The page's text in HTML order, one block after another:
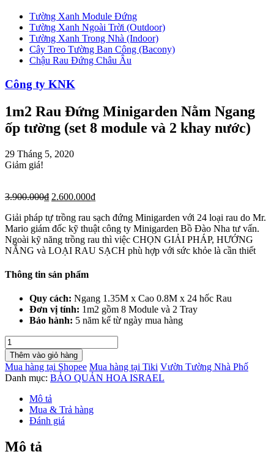
Tường Xanh Module Đứng
Tường Xanh Ngoài Trời (Outdoor)
Tường Xanh Trong Nhà (Indoor)
Cây Treo Tường Ban Công (Bacony)
Chậu Rau Đứng Châu Âu
Công ty KNK
1m2 Rau Đứng Minigarden Nằm Ngang
ốp tường (set 8 module và 2 khay nước)
29 Tháng 5, 2020
Giảm giá!
3.900.000₫ 2.600.000₫
Giải pháp tự trồng rau sạch đứng Minigarden với 24 loại rau do Mr.
Mario giám đốc kỹ thuật công ty Minigarden Bồ Đào Nha tư vấn.
Ngoài kỹ năng trồng rau thì việc CHỌN GIẢI PHÁP, HƯỚNG
NẮNG và LOẠI RAU SẠCH phù hợp với sức khỏe là cần thiết
Thông tin sản phẩm
Quy cách: Ngang 1.35M x Cao 0.8M x 24 hốc Rau
Đơn vị tính: 1m2 gồm 8 Module và 2 Tray
Bảo hành: 5 năm kể từ ngày mua hàng
1m2
Rau
Đứng
Minigarden
Nằm
Ngang
tường
8
module
Thêm vào giỏ hàng
Mua hàng tại Shopee Mua hàng tại Tiki Vườn Tường Nhà Phố
Danh mục: BẢO QUẢN HOA ISRAEL
Mô tả
Mua & Trả hàng
Đánh giá
Mô tả